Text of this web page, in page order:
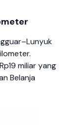
miliar yang
Belanja